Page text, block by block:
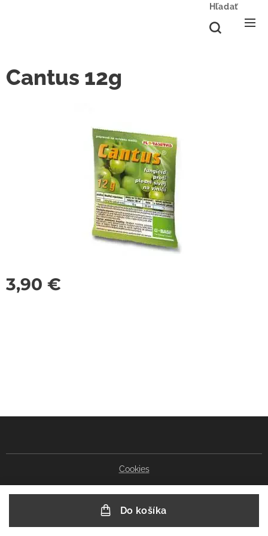
Hľadať
Cantus 12g
3,90 €
Do košíka
Cookies